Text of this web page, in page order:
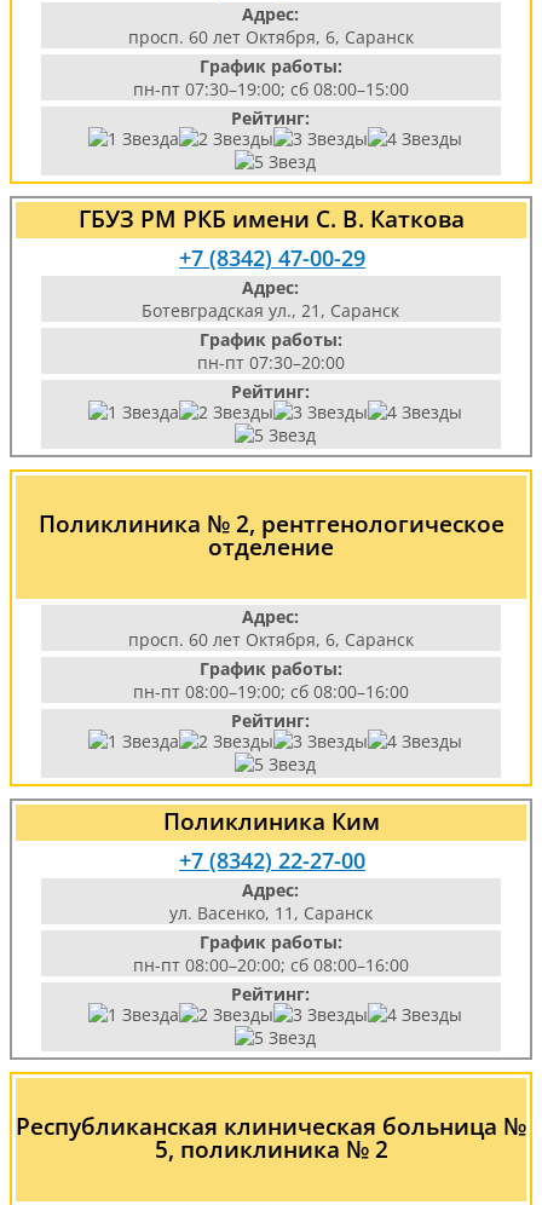
Адрес:
просп. 60 лет Октября, 6, Саранск
График работы:
пн-пт 07:30–19:00; сб 08:00–15:00
Рейтинг:
ГБУЗ РМ РКБ имени С. В. Каткова
+7 (8342) 47-00-29
Адрес:
Ботевградская ул., 21, Саранск
График работы:
пн-пт 07:30–20:00
Рейтинг:
Поликлиника № 2, рентгенологическое
отделение
Адрес:
просп. 60 лет Октября, 6, Саранск
График работы:
пн-пт 08:00–19:00; сб 08:00–16:00
Рейтинг:
Поликлиника Ким
+7 (8342) 22-27-00
Адрес:
ул. Васенко, 11, Саранск
График работы:
пн-пт 08:00–20:00; сб 08:00–16:00
Рейтинг:
Республиканская клиническая больница №
5, поликлиника № 2